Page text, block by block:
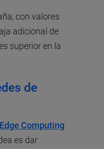
con valores
adicional de
superior en la
de
Computing
es dar